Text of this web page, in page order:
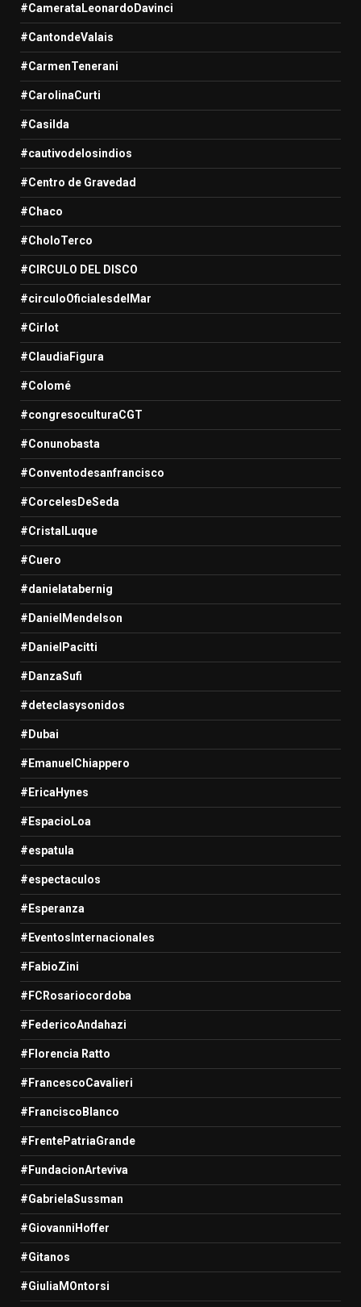
#CamerataLeonardoDavinci
#CantondeValais
#CarmenTenerani
#CarolinaCurti
#Casilda
#cautivodelosindios
#Centro de Gravedad
#Chaco
#CholoTerco
#CIRCULO DEL DISCO
#circuloOficialesdelMar
#Cirlot
#ClaudiaFigura
#Colomé
#congresoculturaCGT
#Conunobasta
#Conventodesanfrancisco
#CorcelesDeSeda
#CristalLuque
#Cuero
#danielatabernig
#DanielMendelson
#DanielPacitti
#DanzaSufi
#deteclasysonidos
#Dubai
#EmanuelChiappero
#EricaHynes
#EspacioLoa
#espatula
#espectaculos
#Esperanza
#EventosInternacionales
#FabioZini
#FCRosariocordoba
#FedericoAndahazi
#Florencia Ratto
#FrancescoCavalieri
#FranciscoBlanco
#FrentePatriaGrande
#FundacionArteviva
#GabrielaSussman
#GiovanniHoffer
#Gitanos
#GiuliaMOntorsi